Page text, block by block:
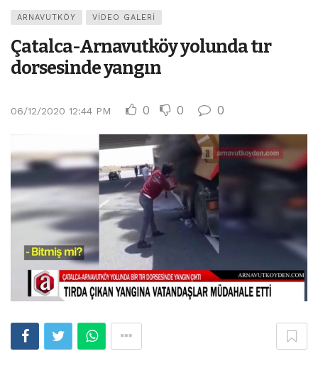
ARNAVUTKÖY VIDEO GALERI
Çatalca-Arnavutköy yolunda tır
dorsesinde yangın
06/12/2020 12:44 PM 0 0 0